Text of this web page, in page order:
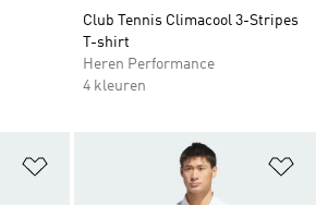
Club Tennis Climacool 3-Stripes
T-shirt
Heren Performance
4 kleuren
Op verlanglijst zetten